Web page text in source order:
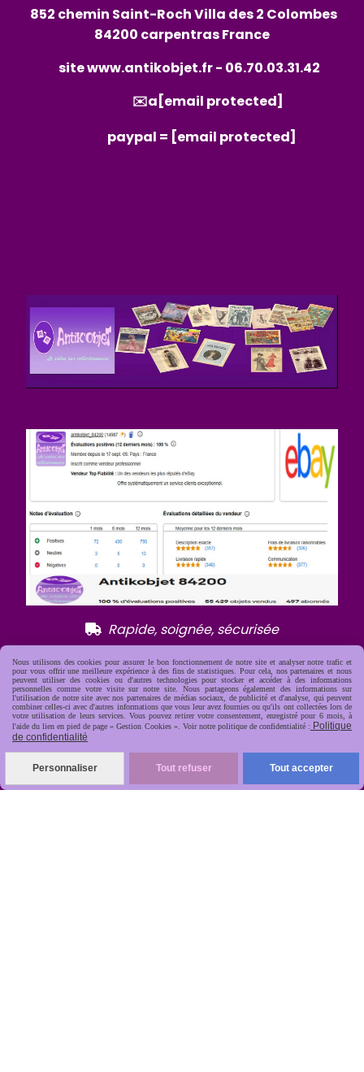
852 chemin Saint-Roch Villa des 2 Colombes
84200 carpentras France
sitewww.antikobjet.fr- 06.70.03.31.42
✉️a [email protected]
paypal = [email protected]
 Rapide, soignée, sécurisée
Nous utilisons des cookies pour assurer le bon fonctionnement de notre site et analyser notre trafic et
pour vous offrir une meilleure expérience à des fins de statistiques. Pour cela, nos partenaires et nous
peuvent utiliser des cookies ou d'autres technologies pour stocker et accéder à des informations
personnelles comme votre visite sur notre site. Nous partageons également des informations sur
l'utilisation de notre site avec nos partenaires de médias sociaux, de publicité et d'analyse, qui peuvent
combiner celles-ci avec d'autres informations que vous leur avez fournies ou qu'ils ont collectées lors de
votre utilisation de leurs services. Vous pouvez retirer votre consentement, enregistré pour 6 mois, à
l'aide du lien en pied de page « Gestion Cookies ». Voir notre politique de confidentialité : Politique
de confidentialité
Personnaliser Tout refuser Tout accepter